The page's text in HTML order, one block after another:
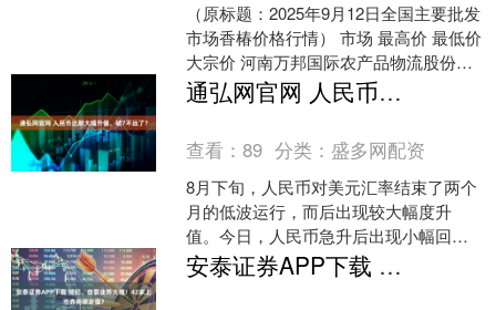
（原标题：2025年9月12日全国主要批发
市场香椿价格行情） 市场 最高价 最低价
大宗价 河南万邦国际农产品物流股份有
限公司 23.00 22.00 22.5....通弘网官网 人民币近期大幅升值，破7不远了？
查看：89 分类： 盛多网配资
8月下旬，人民币对美元汇率结束了两个
月的低波运行，而后出现较大幅度升
值。今日，人民币急升后出现小幅回
调。 每经记者注意到，本次快速升值，
时间上始于美联储主席鲍威....
安泰证券APP下载 经纪、自营业务大增！42家上市券商哪家强？